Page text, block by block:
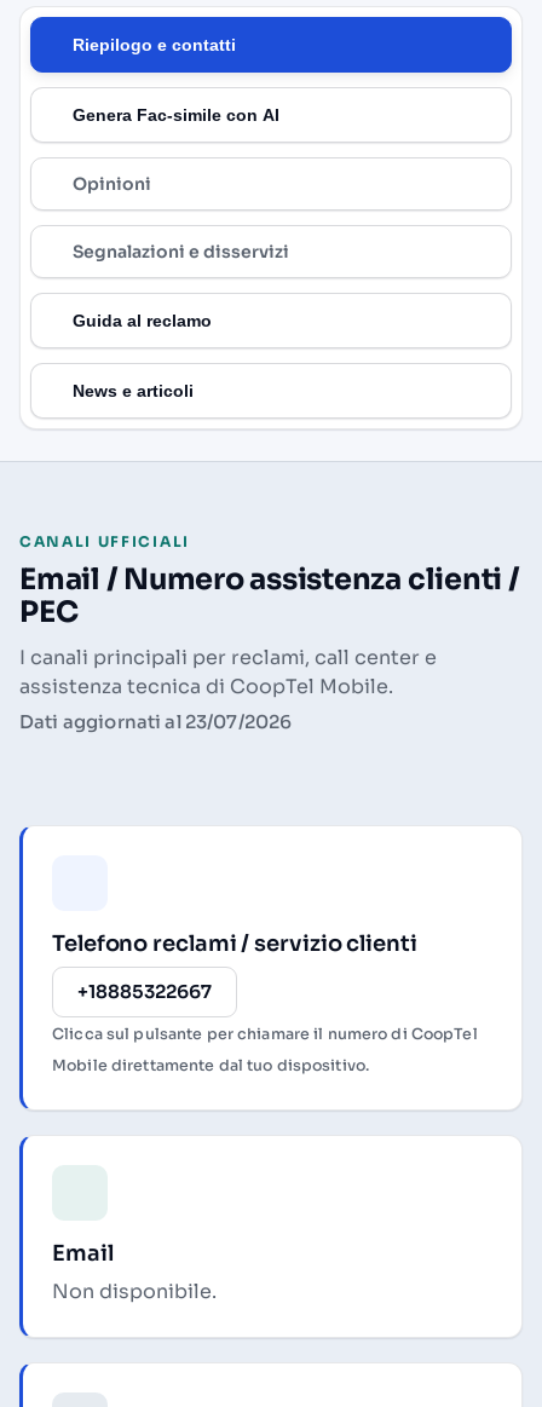
Riepilogo e contatti
Genera Fac-simile con AI
Opinioni
Segnalazioni e disservizi
Guida al reclamo
News e articoli
CANALI UFFICIALI
Email / Numero assistenza clienti /
PEC
I canali principali per reclami, call center e
assistenza tecnica di CoopTel Mobile.
Dati aggiornati al 23/07/2026
Telefono reclami / servizio clienti
+18885322667
Clicca sul pulsante per chiamare il numero di CoopTel
Mobile direttamente dal tuo dispositivo.
Email
Non disponibile.